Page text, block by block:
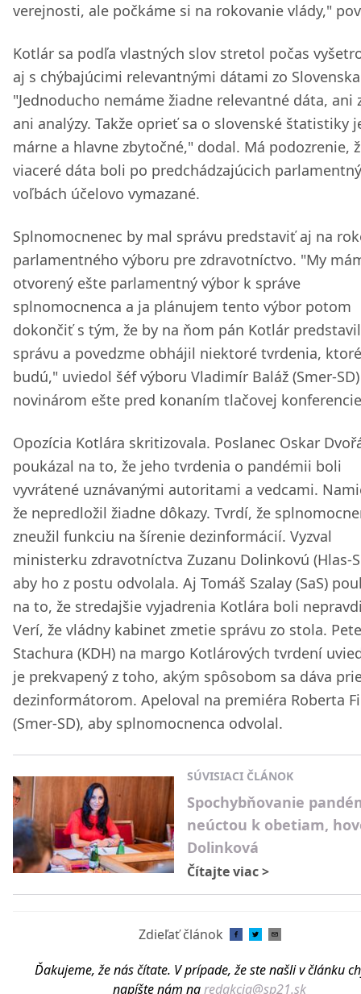
verejnosti, ale počkáme si na rokovanie vlády,"
Kotlár sa podľa vlastných slov stretol počas
aj s chýbajúcimi relevantnými dátami zo
"Jednoducho nemáme žiadne relevantné dáta, ani
ani analýzy. Takže oprieť sa o slovenské štatistiky
márne a hlavne zbytočné," dodal. Má podozrenie,
viaceré dáta boli po predchádzajúcich
voľbách účelovo vymazané.
Splnomocnenec by mal správu predstaviť aj na
parlamentného výboru pre zdravotníctvo. "My
otvorený ešte parlamentný výbor k správe
splnomocnenca a ja plánujem tento výbor potom
dokončiť s tým, že by na ňom pán Kotlár
správu a povedzme obhájil niektoré tvrdenia,
budú," uviedol šéf výboru Vladimír Baláž (Smer-SD)
novinárom ešte pred konaním tlačovej
Opozícia Kotlára skritizovala. Poslanec Oskar
poukázal na to, že jeho tvrdenia o pandémii boli
vyvrátené uznávanými autoritami a vedcami.
že nepredložil žiadne dôkazy. Tvrdí, že
zneužil funkciu na šírenie dezinformácií. Vyzval
ministerku zdravotníctva Zuzanu Dolinkovú (Hlas-
aby ho z postu odvolala. Aj Tomáš Szalay (SaS)
na to, že stredajšie vyjadrenia Kotlára boli
Verí, že vládny kabinet zmetie správu zo stola.
Stachura (KDH) na margo Kotlárových tvrdení
je prekvapený z toho, akým spôsobom sa dáva
dezinformátorom. Apeloval na premiéra Roberta
(Smer-SD), aby splnomocnenca odvolal.
SÚVISIACI ČLÁNOK
Spochybňovanie
neúctou k obetiam,
Dolinková
Čítajte viac>
Zdieľať článok
Ďakujeme, že nás čítate. V prípade, že ste našli v článku
napíšte nám naredakcia@sp21.sk